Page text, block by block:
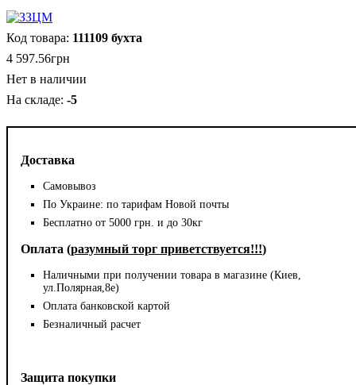
Доставка
Самовывоз
По Украине: по тарифам Новой почты
Бесплатно от 5000 грн. и до 30кг
Оплата (разумный торг приветствуется!!!)
Наличными при получении товара в магазине (Киев,
ул.Полярная,8е)
Оплата банковской картой
Безналичный расчет
Защита покупки
111109 бухта
4 597.56грн
Нет в наличии
-5